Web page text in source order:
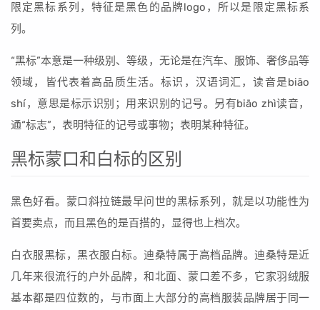
限定黑标系列，特征是黑色的品牌logo，所以是限定黑标系
列。
“黑标”本意是一种级别、等级，无论是在汽车、服饰、奢侈品等
领域，皆代表着高品质生活。标识，汉语词汇，读音是biāo
shí，意思是标示识别；用来识别的记号。另有biāo zhì读音，
通“标志”，表明特征的记号或事物；表明某种特征。
黑标蒙口和白标的区别
黑色好看。蒙口斜拉链最早问世的黑标系列，就是以功能性为
首要卖点，而且黑色的是百搭的，显得也上档次。
白衣服黑标，黑衣服白标。迪桑特属于高档品牌。迪桑特是近
几年来很流行的户外品牌，和北面、蒙口差不多，它家羽绒服
基本都是四位数的，与市面上大部分的高档服装品牌居于同一